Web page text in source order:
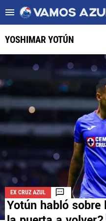
Noticias Cruz Azul
ULTIMAS NOTICIAS
LIGA MX
FEMENIL
FUERZAS BÁSICAS
MERCADO DE FICHAJES
OPINIÓN
YOSHIMAR YOTÚN
EX CRUZ AZUL
Yotún habló